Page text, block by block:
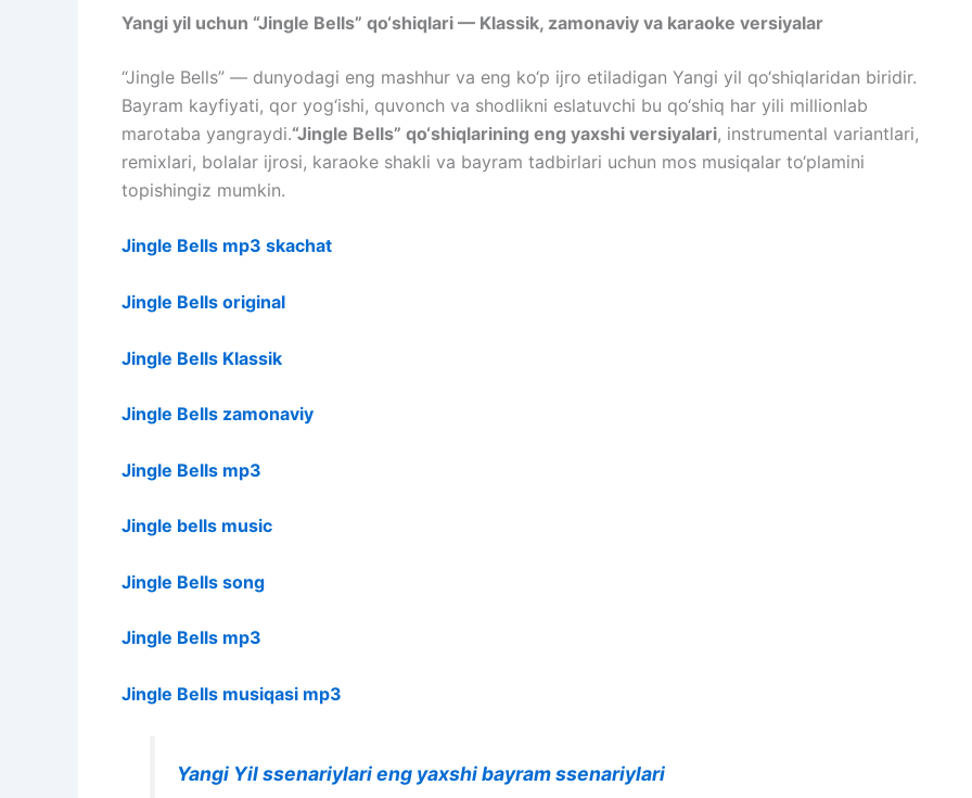
Yangi yil uchun “Jingle Bells” qo‘shiqlari — Klassik, zamonaviy va karaoke versiyalar
“Jingle Bells” — dunyodagi eng mashhur va eng ko‘p ijro etiladigan Yangi yil qo‘shiqlaridan biridir.
Bayram kayfiyati, qor yog‘ishi, quvonch va shodlikni eslatuvchi bu qo‘shiq har yili millionlab
marotaba yangraydi.“Jingle Bells” qo‘shiqlarining eng yaxshi versiyalari, instrumental variantlari,
remixlari, bolalar ijrosi, karaoke shakli va bayram tadbirlari uchun mos musiqalar to‘plamini
topishingiz mumkin.
Jingle Bells mp3 skachat
Jingle Bells original
Jingle Bells Klassik
Jingle Bells zamonaviy
Jingle Bells mp3
Jingle bells music
Jingle Bells song
Jingle Bells mp3
Jingle Bells musiqasi mp3
Yangi Yil ssenariylari eng yaxshi bayram ssenariylari